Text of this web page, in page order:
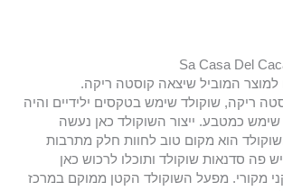
המוביל שיצאה קוסטה ריקה.
ריקה, שוקולד שימש בטקסים ילידיים והיה
כמטבע. ייצור השוקולד כאן נעשה
הוא מקום טוב לחוות חלק מתרבות
פה סדנאות שוקולד ותוכלו לרכוש כאן
מקורי. מפעל השוקולד הקטן ממוקם במרכז